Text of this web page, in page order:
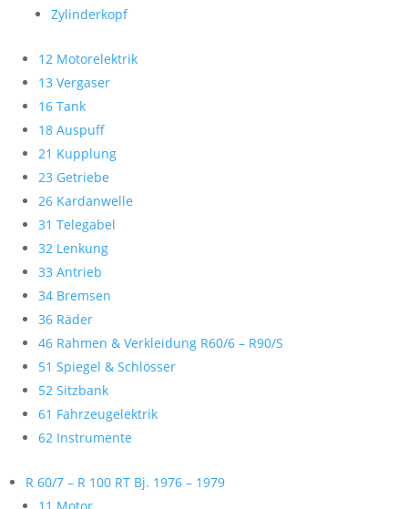
Zylinderkopf
12 Motorelektrik
13 Vergaser
16 Tank
18 Auspuff
21 Kupplung
23 Getriebe
26 Kardanwelle
31 Telegabel
32 Lenkung
33 Antrieb
34 Bremsen
36 Räder
46 Rahmen & Verkleidung R60/6 – R90/S
51 Spiegel & Schlösser
52 Sitzbank
61 Fahrzeugelektrik
62 Instrumente
R 60/7 – R 100 RT Bj. 1976 – 1979